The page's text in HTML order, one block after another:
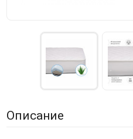
Описание